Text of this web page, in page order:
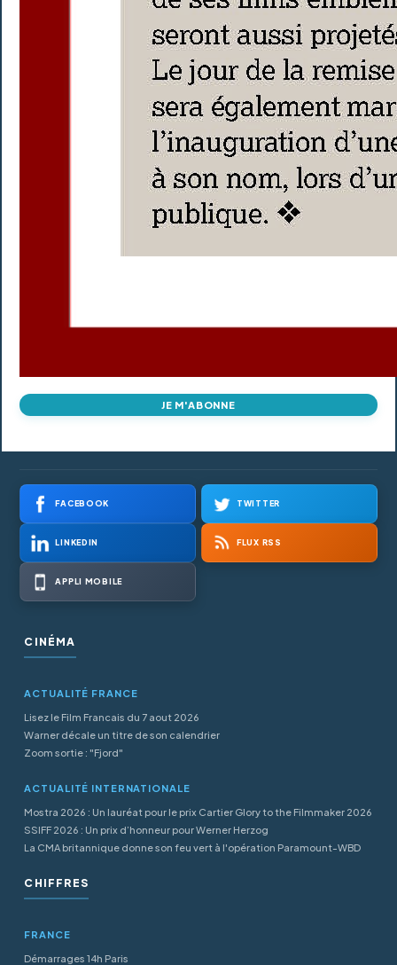
JE M'ABONNE
FACEBOOK TWITTER
LINKEDIN FLUX RSS
APPLI MOBILE
CINÉMA
ACTUALITÉ FRANCE
Lisez le Film Francais du 7 aout 2026
Warner décale un titre de son calendrier
Zoom sortie : "Fjord"
ACTUALITÉ INTERNATIONALE
Mostra 2026 : Un lauréat pour le prix Cartier Glory to the Filmmaker 2026
SSIFF 2026 : Un prix d’honneur pour Werner Herzog
La CMA britannique donne son feu vert à l'opération Paramount-WBD
CHIFFRES
FRANCE
Démarrages 14h Paris